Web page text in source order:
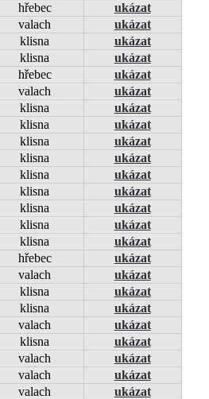
hřebec
ukázat
valach
ukázat
klisna
ukázat
klisna
ukázat
hřebec
ukázat
valach
ukázat
klisna
ukázat
klisna
ukázat
klisna
ukázat
klisna
ukázat
klisna
ukázat
klisna
ukázat
klisna
ukázat
klisna
ukázat
klisna
ukázat
hřebec
ukázat
valach
ukázat
klisna
ukázat
klisna
ukázat
valach
ukázat
klisna
ukázat
valach
ukázat
valach
ukázat
valach
ukázat